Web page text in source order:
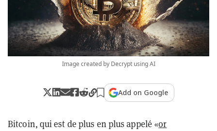
Image created by Decrypt using AI
Add on Google
Bitcoin, qui est de plus en plus appelé «or